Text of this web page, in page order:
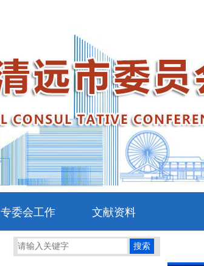
专委会工作 文献资料
搜索